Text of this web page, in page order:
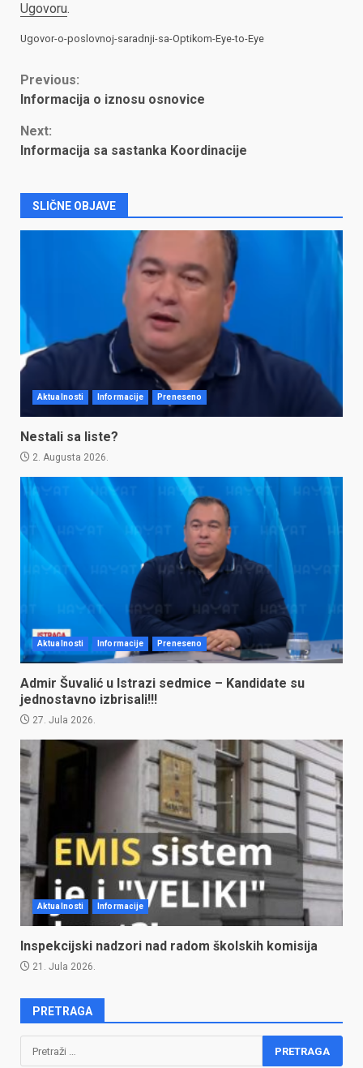
Ugovoru.
Ugovor-o-poslovnoj-saradnji-sa-Optikom-Eye-to-Eye
Continue
Previous:
Informacija o iznosu osnovice
Next:
Informacija sa sastanka Koordinacije
SLIČNE OBJAVE
Aktualnosti Informacije Preneseno
Nestali sa liste?
2. Augusta 2026.
Aktualnosti Informacije Preneseno
Admir Šuvalić u Istrazi sedmice – Kandidate su
jednostavno izbrisali!!!
27. Jula 2026.
Aktualnosti Informacije
Inspekcijski nadzori nad radom školskih komisija
21. Jula 2026.
PRETRAGA
Pretraga: